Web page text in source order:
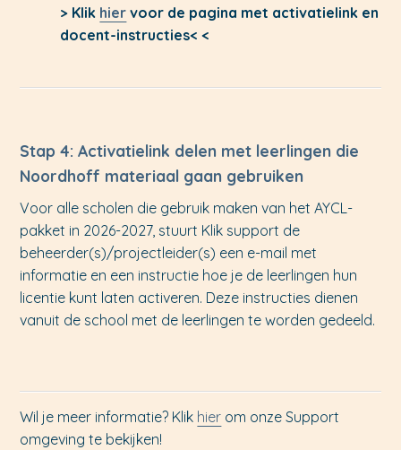
> Klik hier voor de pagina met activatielink en
docent-instructies< <
Stap 4: Activatielink delen met leerlingen die
Noordhoff materiaal gaan gebruiken
Voor alle scholen die gebruik maken van het AYCL-
pakket in 2026-2027, stuurt Klik support de
beheerder(s)/projectleider(s) een e-mail met
informatie en een instructie hoe je de leerlingen hun
licentie kunt laten activeren. Deze instructies dienen
vanuit de school met de leerlingen te worden gedeeld.
Wil je meer informatie? Klik hier om onze Support
omgeving te bekijken!